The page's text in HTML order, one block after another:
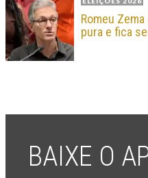
Romeu
pura e fica
BAIXE O